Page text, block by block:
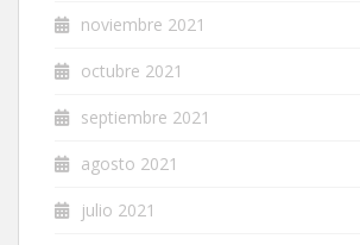
noviembre 2021
octubre 2021
septiembre 2021
agosto 2021
julio 2021